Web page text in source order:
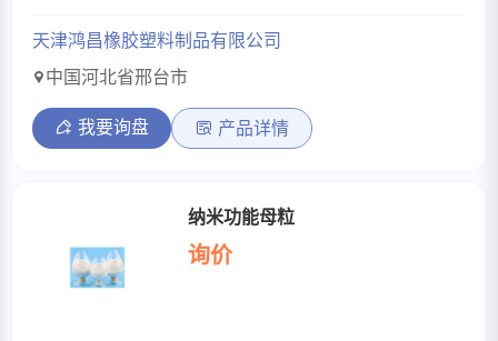
天津鸿昌橡胶塑料制品有限公司
中国河北省邢台市
我要询盘 产品详情
纳米功能母粒
询价